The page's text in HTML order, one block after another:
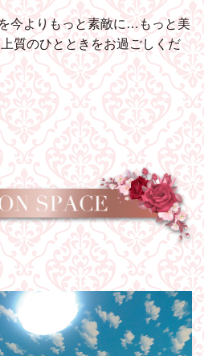
今よりもっと素敵に…もっと美
質のひとときをお過ごしくだ